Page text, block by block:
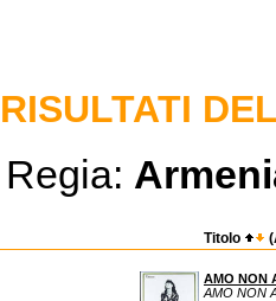
RISULTATI
Regia:
Titolo
AMO NON
AMO NON